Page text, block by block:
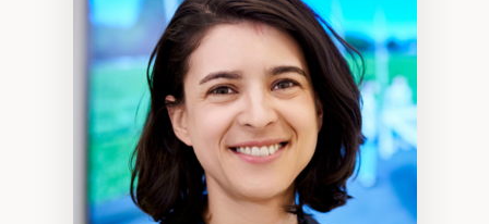
Théories du développement
Économie politique comparée
Élites économiques
Sociologie économique
Extractivisme
Classes sociales
Mouvements sociaux
Théories de l’État